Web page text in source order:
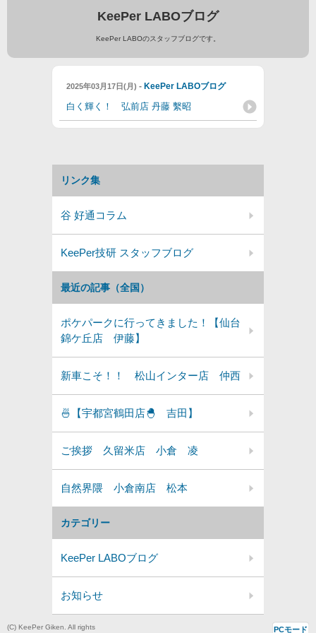
KeePer LABOブログ
KeePer LABOのスタッフブログです。
2025年03月17日(月) - KeePer LABOブログ
白く輝く！ 弘前店 丹藤 繫昭
カテゴリー
KeePer LABOブログ
お知らせ
最近の記事（全国）
ポケパークに行ってきました！【仙台
錦ケ丘店 伊藤】
新車こそ！！ 松山インター店 仲西
🍜【宇都宮鶴田店🐣 吉田】
ご挨拶 久留米店 小倉 凌
自然界隈 小倉南店 松本
リンク集
谷 好通コラム
KeePer技研 スタッフブログ
(C) KeePer Giken. All rights PCモード